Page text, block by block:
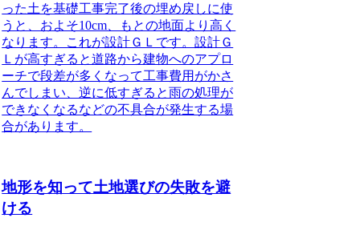
った土を基礎工事完了後の埋め戻しに使
うと、およそ10cm、もとの地面より高く
なります。これが設計ＧＬです。設計Ｇ
Ｌが高すぎると道路から建物へのアプロ
ーチで段差が多くなって工事費用がかさ
んでしまい、逆に低すぎると雨の処理が
できなくなるなどの不具合が発生する場
合があります。
地形を知って土地選びの失敗を避
ける